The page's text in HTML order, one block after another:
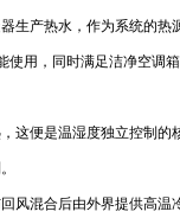
产热水，作为系统的
用，同时满足洁净空调
这便是温湿度独立控制的
混合后由外界提供高温